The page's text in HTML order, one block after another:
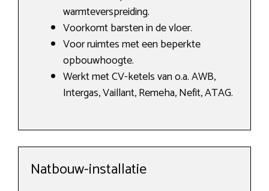
warmteverspreiding.
Voorkomt barsten in de vloer.
Voor ruimtes met een beperkte
opbouwhoogte.
Werkt met CV-ketels van o.a. AWB,
Intergas, Vaillant, Remeha, Nefit, ATAG.
Natbouw-installatie